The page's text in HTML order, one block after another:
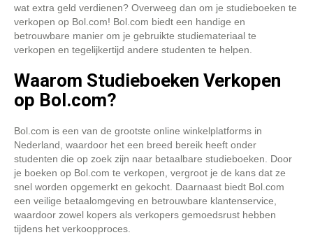
wat extra geld verdienen? Overweeg dan om je studieboeken te
verkopen op Bol.com! Bol.com biedt een handige en
betrouwbare manier om je gebruikte studiemateriaal te
verkopen en tegelijkertijd andere studenten te helpen.
Waarom Studieboeken Verkopen
op Bol.com?
Bol.com is een van de grootste online winkelplatforms in
Nederland, waardoor het een breed bereik heeft onder
studenten die op zoek zijn naar betaalbare studieboeken. Door
je boeken op Bol.com te verkopen, vergroot je de kans dat ze
snel worden opgemerkt en gekocht. Daarnaast biedt Bol.com
een veilige betaalomgeving en betrouwbare klantenservice,
waardoor zowel kopers als verkopers gemoedsrust hebben
tijdens het verkoopproces.